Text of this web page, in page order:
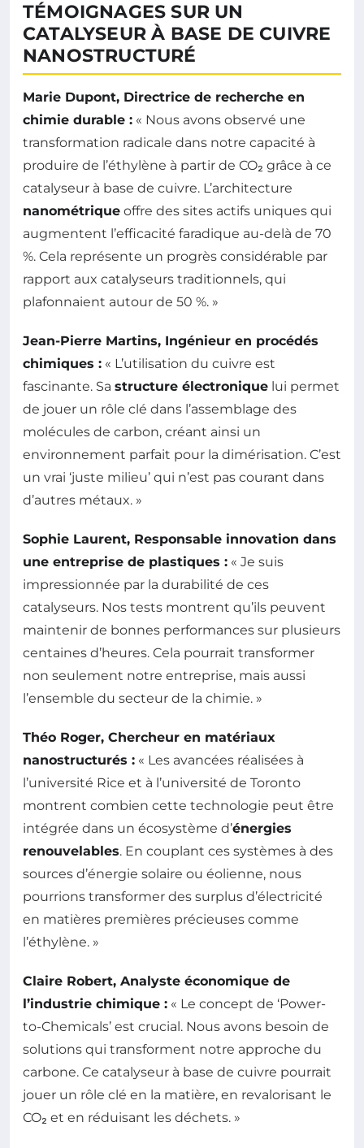
TÉMOIGNAGES SUR UN
CATALYSEUR À BASE DE CUIVRE
NANOSTRUCTURÉ
Marie Dupont, Directrice de recherche en
chimie durable : « Nous avons observé une
transformation radicale dans notre capacité à
produire de l’éthylène à partir de CO₂ grâce à ce
catalyseur à base de cuivre. L’architecture
nanométrique offre des sites actifs uniques qui
augmentent l’efficacité faradique au-delà de 70
%. Cela représente un progrès considérable par
rapport aux catalyseurs traditionnels, qui
plafonnaient autour de 50 %. »
Jean-Pierre Martins, Ingénieur en procédés
chimiques : « L’utilisation du cuivre est
fascinante. Sa structure électronique lui permet
de jouer un rôle clé dans l’assemblage des
molécules de carbon, créant ainsi un
environnement parfait pour la dimérisation. C’est
un vrai ‘juste milieu’ qui n’est pas courant dans
d’autres métaux. »
Sophie Laurent, Responsable innovation dans
une entreprise de plastiques : « Je suis
impressionnée par la durabilité de ces
catalyseurs. Nos tests montrent qu’ils peuvent
maintenir de bonnes performances sur plusieurs
centaines d’heures. Cela pourrait transformer
non seulement notre entreprise, mais aussi
l’ensemble du secteur de la chimie. »
Théo Roger, Chercheur en matériaux
nanostructurés : « Les avancées réalisées à
l’université Rice et à l’université de Toronto
montrent combien cette technologie peut être
intégrée dans un écosystème d’énergies
renouvelables. En couplant ces systèmes à des
sources d’énergie solaire ou éolienne, nous
pourrions transformer des surplus d’électricité
en matières premières précieuses comme
l’éthylène. »
Claire Robert, Analyste économique de
l’industrie chimique : « Le concept de ‘Power-
to-Chemicals’ est crucial. Nous avons besoin de
solutions qui transforment notre approche du
carbone. Ce catalyseur à base de cuivre pourrait
jouer un rôle clé en la matière, en revalorisant le
CO₂ et en réduisant les déchets. »